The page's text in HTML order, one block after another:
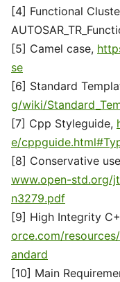
[4] Functional
[5] Camel case,
se
[6] Standard
g/wiki/
[7] Cpp Styleguide,
e/
[8] Conservative
www.open-std.org/
n3279.pdf
[9] High Integrity
orce.com/
andard
[10] Main